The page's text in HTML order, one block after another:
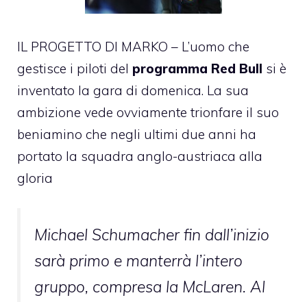
IL PROGETTO DI MARKO – L’uomo che
gestisce i piloti del programma Red Bull si è
inventato la gara di domenica. La sua
ambizione vede ovviamente trionfare il suo
beniamino che negli ultimi due anni ha
portato la squadra anglo-austriaca alla
gloria
Michael Schumacher fin dall’inizio
sarà primo e manterrà l’intero
gruppo, compresa la McLaren. Al